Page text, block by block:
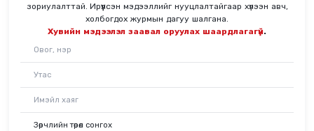
зориулалттай. Ирүүлсэн мэдээллийг нууцлалтайгаар хүлээн авч,
холбогдох журмын дагуу шалгана.
Хувийн мэдээлэл заавал оруулах шаардлагагүй.